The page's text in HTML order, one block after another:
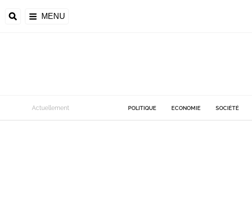
MENU
Actuellement POLITIQUE ECONOMIE SOCIÉTÉ